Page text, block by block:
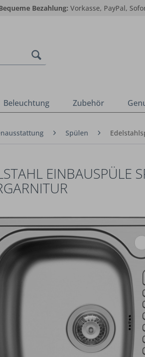
Bezahlung: Vorkasse, PayPal,
Beleuchtung Zubehör
Spülen
EINBAUSPÜLE